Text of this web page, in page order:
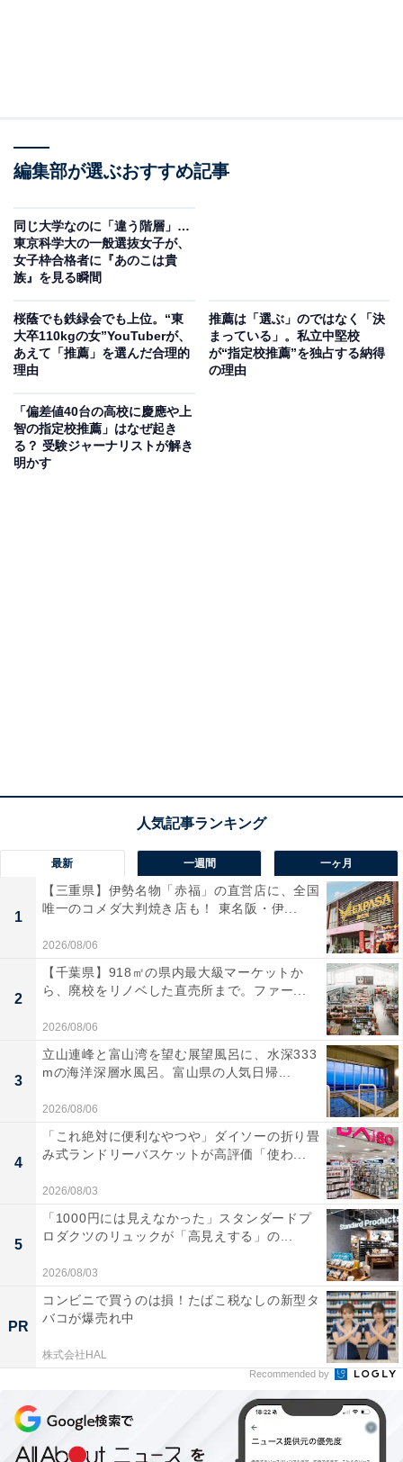
編集部が選ぶおすすめ記事
同じ大学なのに「違う階層」…
東京科学大の一般選抜女子が、
女子枠合格者に『あのこは貴
族』を見る瞬間
桜蔭でも鉄緑会でも上位。“東
大卒110kgの女”YouTuberが、
あえて「推薦」を選んだ合理的
理由
推薦は「選ぶ」のではなく「決
まっている」。私立中堅校
が“指定校推薦”を独占する納得
の理由
「偏差値40台の高校に慶應や上
智の指定校推薦」はなぜ起き
る？ 受験ジャーナリストが解き
明かす
最新 一週間 一ヶ月
1
【三重県】伊勢名物「赤福」の直営店に、全国
唯一のコメダ大判焼き店も！ 東名阪・伊...
2026/08/06
2
【千葉県】918㎡の県内最大級マーケットか
ら、廃校をリノベした直売所まで。ファー...
2026/08/06
3
立山連峰と富山湾を望む展望風呂に、水深333
mの海洋深層水風呂。富山県の人気日帰...
2026/08/06
4
「これ絶対に便利なやつや」ダイソーの折り畳
み式ランドリーバスケットが高評価「使わ...
2026/08/03
5
「1000円には見えなかった」スタンダードプ
ロダクツのリュックが「高見えする」の...
2026/08/03
PR
コンビニで買うのは損！たばこ税なしの新型タ
バコが爆売れ中
株式会社HAL
Recommended by